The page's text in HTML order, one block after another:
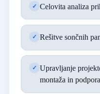
Celovita analiza
Rešitve sončnih
Upravljanje
montaža in